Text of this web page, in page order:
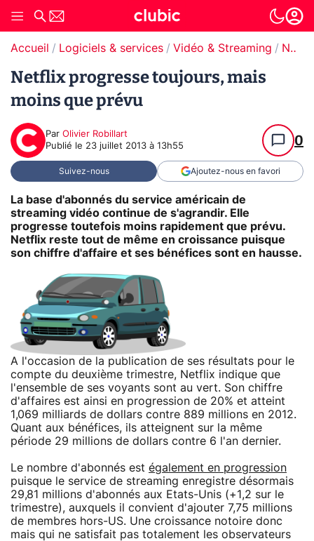
Accueil Logiciels & services Vidéo & Streaming Netflix
Netflix progresse toujours, mais
moins que prévu
Par Olivier Robillart
Publié le 23 juillet 2013 à 13h55 0
Suivez-nous Ajoutez-nous en favori
La base d'abonnés du service américain de
streaming vidéo continue de s'agrandir. Elle
progresse toutefois moins rapidement que prévu.
Netflix reste tout de même en croissance puisque
son chiffre d'affaire et ses bénéfices sont en hausse.
A l'occasion de la publication de ses résultats pour le
compte du deuxième trimestre, Netflix indique que
l'ensemble de ses voyants sont au vert. Son chiffre
d'affaires est ainsi en progression de 20% et atteint
1,069 milliards de dollars contre 889 millions en 2012.
Quant aux bénéfices, ils atteignent sur la même
période 29 millions de dollars contre 6 l'an dernier.
Le nombre d'abonnés est également en progression
puisque le service de streaming enregistre désormais
29,81 millions d'abonnés aux Etats-Unis (+1,2 sur le
trimestre), auxquels il convient d'ajouter 7,75 millions
de membres hors-US. Une croissance notoire donc
mais qui ne satisfait pas totalement les observateurs